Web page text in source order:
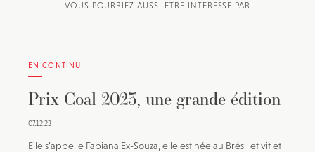
VOUS POURRIEZ AUSSI ÊTRE INTÉRESSÉ PAR
EN CONTINU
Prix Coal 2023, une grande édition
07.12.23
Elle s’appelle Fabiana Ex-Souza, elle est née au Brésil et vit et